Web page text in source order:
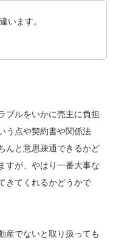
います。
ブルをいかに売主に負担
う点や契約書や関係法
んと意思疎通できるかど
すが、やはり一番大事な
きてくれるかどうかで
産でないと取り扱っても